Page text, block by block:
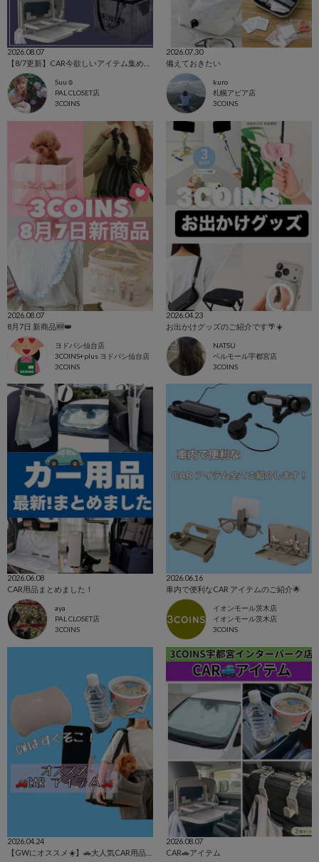
2026.08.07
Suu☺︎
PAL CLOSET店
3COINS
2026.07.30
備えておきたい
kuro
札幌アピア店
3COINS
2026.08.07
8月7日 新商品🆕👑
ヨドバシ仙台店
3COINS+plus ヨドバシ仙台店
3COINS
2026.04.23
お出かけグッズのご紹介です🌴☀️
NATSU
ベルモール宇都宮店
3COINS
2026.06.08
CAR用品まとめました！
aya
PAL CLOSET店
3COINS
2026.06.16
車内で便利なCAR アイテムのご紹介🌟
イオンモール茨木店
イオンモール茨木店
3COINS
2026.04.24
2026.08.07
CAR🚗アイテム